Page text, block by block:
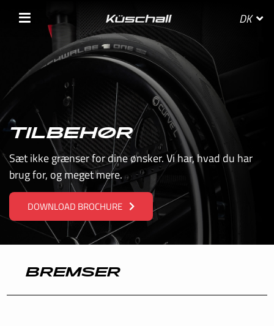
DK
TILBEHØR
Sæt ikke grænser for dine ønsker. Vi har, hvad du har
brug for, og meget mere.
DOWNLOAD BROCHURE
BREMSER
VÆLG LAND
BELGIE
BELGIQUE
DANMARK
DEUTSCHLAND
FRANCE